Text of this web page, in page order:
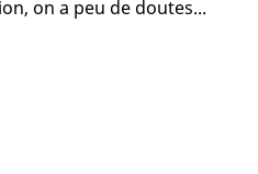
on a peu de doutes...